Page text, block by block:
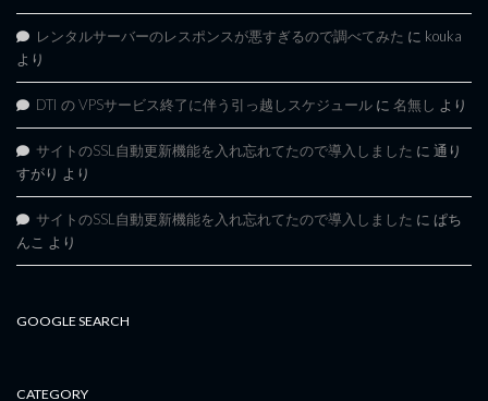
レンタルサーバーのレスポンスが悪すぎるので調べてみた に kouka
より
DTI の VPSサービス終了に伴う引っ越しスケジュール に 名無し より
サイトのSSL自動更新機能を入れ忘れてたので導入しました に 通り
すがり より
サイトのSSL自動更新機能を入れ忘れてたので導入しました に ぱち
んこ より
GOOGLE SEARCH
CATEGORY